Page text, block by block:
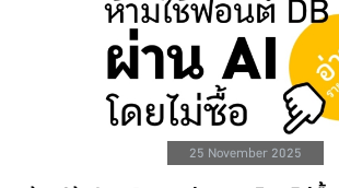
25 November 2025